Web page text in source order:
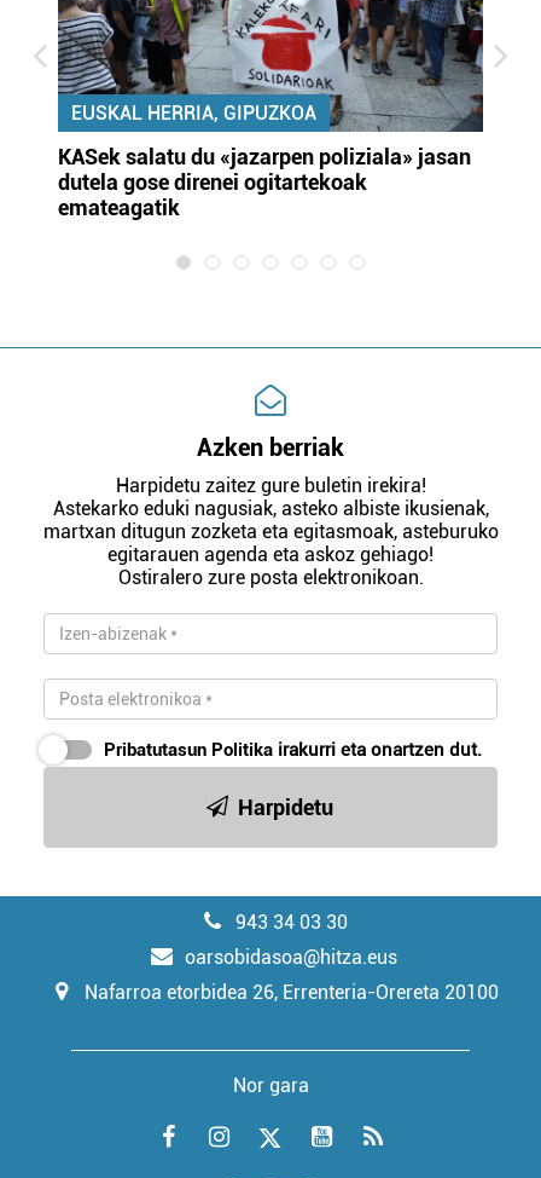
EUSKAL HERRIA, GIPUZKOA
KASek salatu du «jazarpen poliziala» jasan
dutela gose direnei ogitartekoak
emateagatik
Azken berriak
Harpidetu zaitez gure buletin irekira!
Astekarko eduki nagusiak, asteko albiste ikusienak,
martxan ditugun zozketa eta egitasmoak, asteburuko
egitarauen agenda eta askoz gehiago!
Ostiralero zure posta elektronikoan.
Pribatutasun Politika irakurri eta onartzen dut.
Harpidetu
943 34 03 30
oarsobidasoa@hitza.eus
Nafarroa etorbidea 26, Errenteria-Orereta 20100
Nor gara